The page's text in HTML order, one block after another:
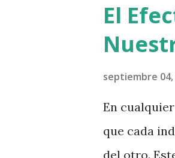
la derecha
la columna
abrirá una
El
septiembre 04,
En
que cada
del otro.